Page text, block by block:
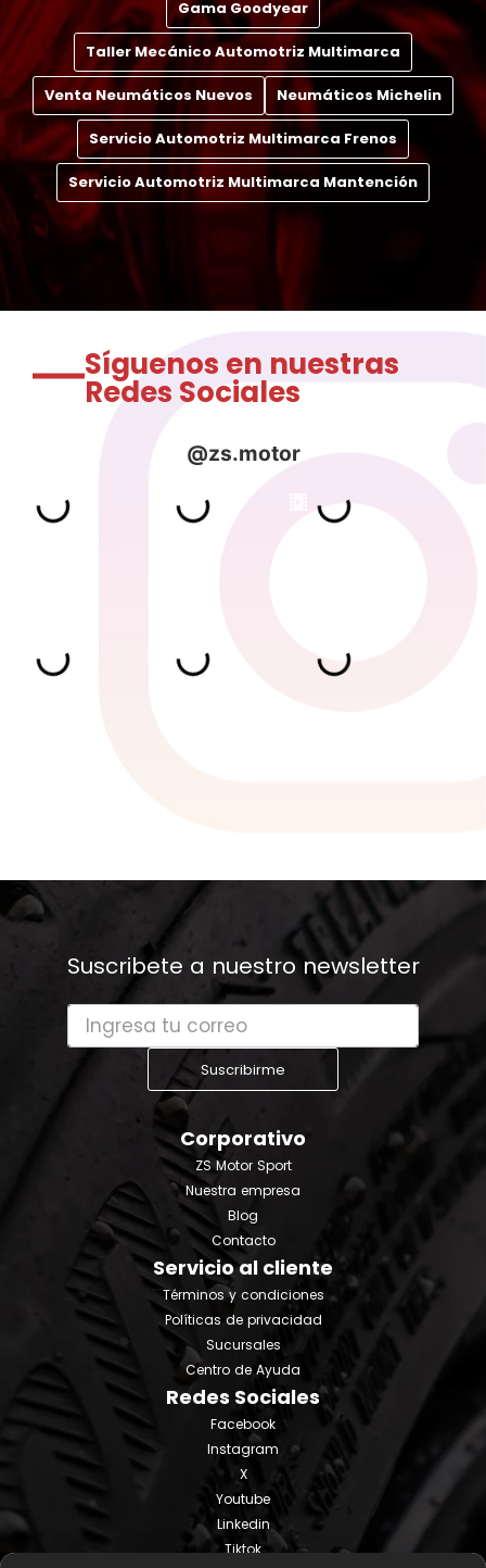
Gama Goodyear
Taller Mecánico Automotriz Multimarca
Venta Neumáticos Nuevos Neumáticos Michelin
Servicio Automotriz Multimarca Frenos
Servicio Automotriz Multimarca Mantención
Síguenos en nuestras
Redes Sociales
Suscribete a nuestro newsletter
Suscribirme
Corporativo
ZS Motor Sport
Nuestra empresa
Blog
Contacto
Servicio al cliente
Términos y condiciones
Políticas de privacidad
Sucursales
Centro de Ayuda
Redes Sociales
Facebook
Instagram
X
Youtube
Linkedin
Tiktok